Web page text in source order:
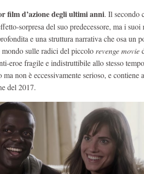
film d’azione degli ultimi anni. Il secondo
sorpresa del suo predecessore, ma i
e una struttura narrativa che osa un
mondo sulle radici del piccolorevenge movie
eroe fragile e indistruttibile allo stesso
ma non è eccessivamente serioso, e contiene
del 2017.